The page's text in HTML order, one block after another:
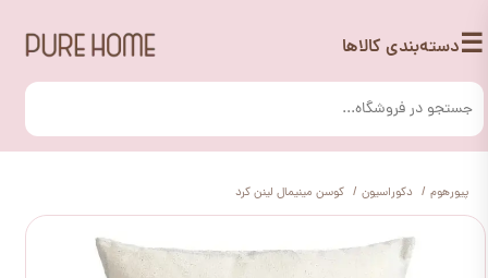
☰دسته‌بندی کالاها
پیورهوم دکوراسیون کوسن مینیمال لینن کرد